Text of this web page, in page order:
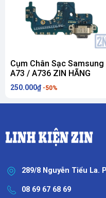
Cụm Chân Sạc Samsung
A73 / A736 ZIN HÃNG
250.000₫ -50%
289/8 Nguyễn Tiểu La.
08 69 67 68 69